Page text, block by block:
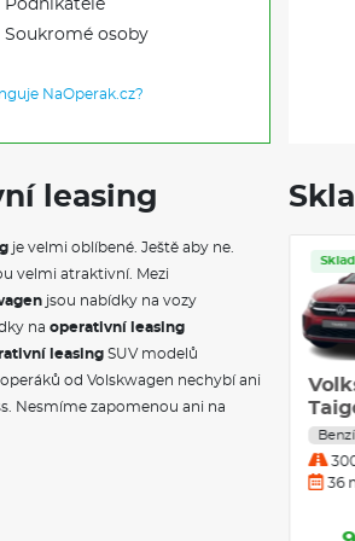
Podnikatele
Soukromé osoby
NaOperak.cz?
leasing
je velmi oblíbené. Ještě aby ne.
velmi atraktivní. Mezi
jsou nabídky na vozy
na operativní leasing
leasing SUV modelů
od Volskwagen nechybí ani
Nesmíme zapomenou ani na
Volkswagen E-
Bora 100 kW
1,0
36